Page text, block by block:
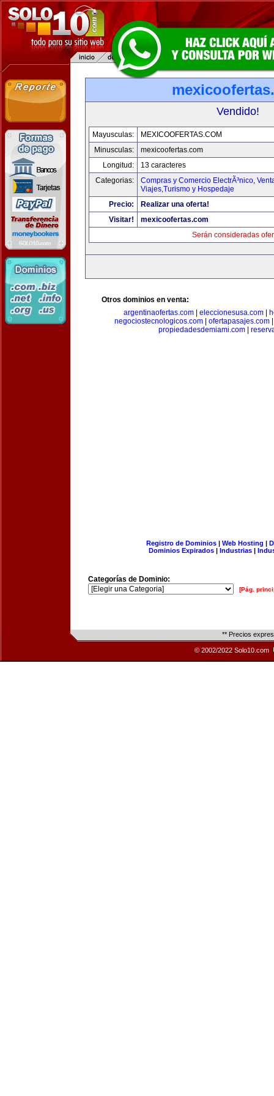
Vendido!
Mayusculas:
MEXICOOFERTAS.COM
Minusculas:
mexicoofertas.com
Longitud:
13 caracteres
Categorias:
Compras y Comercio ElectrÃ³nico,
Viajes,Turismo y Hospedaje
Precio:
Realizar una oferta!
Visitar!
mexicoofertas.com
Serán consideradas
Otros dominios en venta:
argentinaofertas.com| eleccionesusa.com|
negociostecnologicos.com
ofertapasajes.com
propiedadesdemiami.com|
Registro de Dominios| Web Hosting |
Dominios Expirados | Industrias |
Categorías de Dominio:
[Pág.
** Precios
© 2002/2022 Solo10.com